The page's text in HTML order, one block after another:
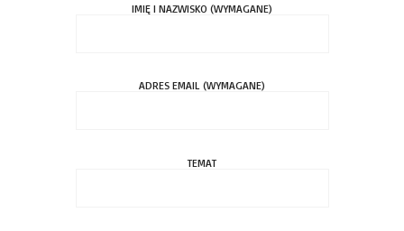
IMIĘ I NAZWISKO (WYMAGANE)
ADRES EMAIL (WYMAGANE)
TEMAT